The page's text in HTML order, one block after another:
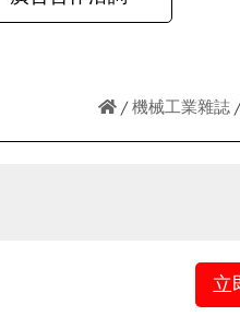
機械工業雜誌
立